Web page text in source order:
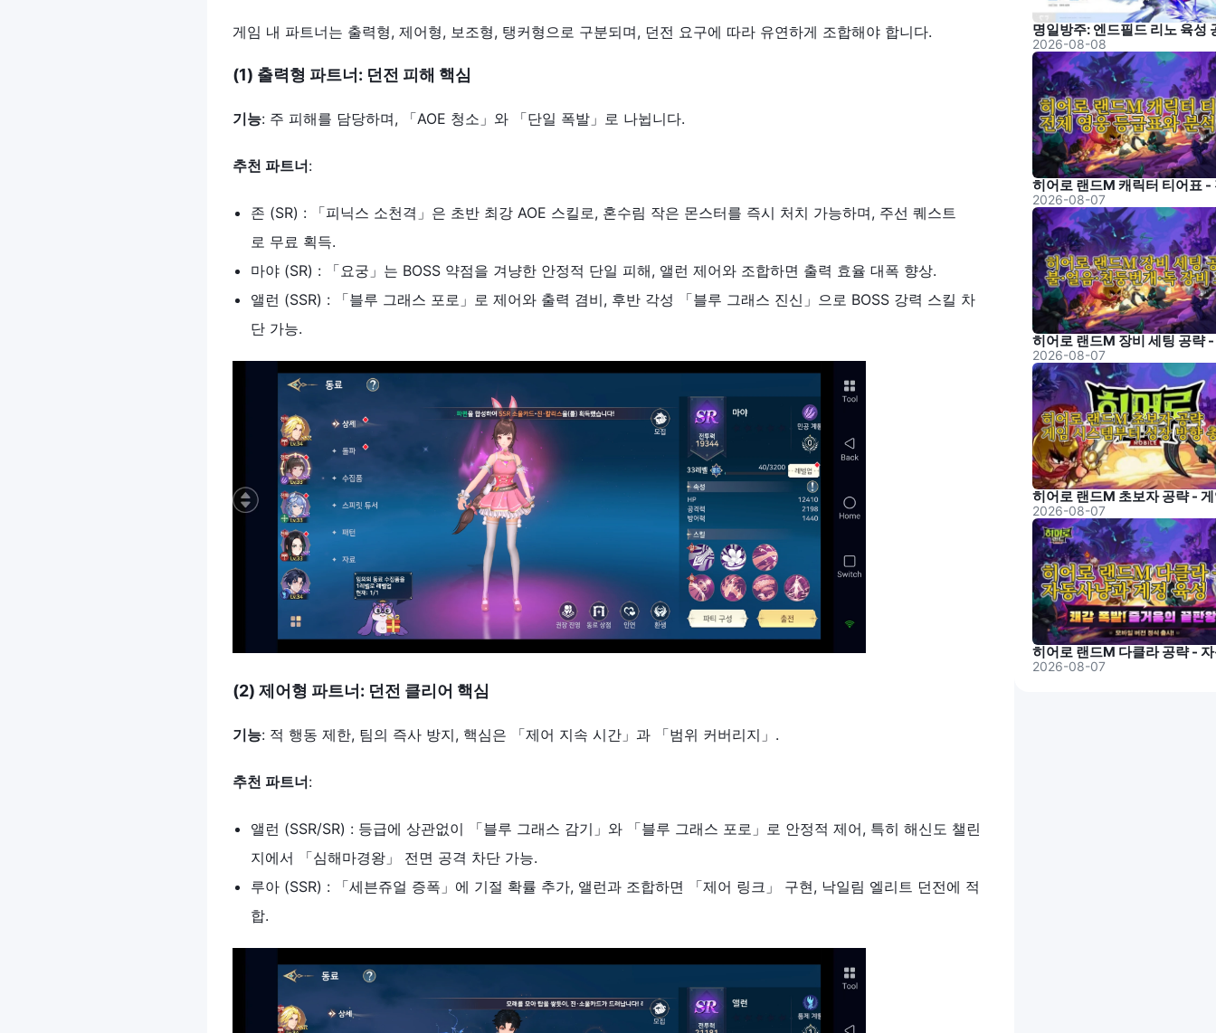
게임 내 파트너는 출력형, 제어형, 보조형, 탱커형으로 구분되며, 던전 요구에 따라 유연하게 조합해야 합니다.
(1) 출력형 파트너 : 던전 피해 핵심
기능: 주 피해를 담당하며, 「AOE 청소」와 「단일 폭발」로 나뉩니다.
추천 파트너:
존 (SR) : 「피닉스 소천격」은 초반 최강 AOE 스킬로, 혼수림 작은 몬스터를 즉시 처치 가능하며, 주선 퀘스트
로 무료 획득.
마야 (SR) : 「요궁」는 BOSS 약점을 겨냥한 안정적 단일 피해, 앨런 제어와 조합하면 출력 효율 대폭 향상.
앨런 (SSR) : 「블루 그래스 포로」로 제어와 출력 겸비, 후반 각성 「블루 그래스 진신」으로 BOSS 강력 스킬 차
단 가능.
(2) 제어형 파트너 : 던전 클리어 핵심
기능: 적 행동 제한, 팀의 즉사 방지, 핵심은 「제어 지속 시간」과 「범위 커버리지」.
추천 파트너:
앨런 (SSR/SR) : 등급에 상관없이 「블루 그래스 감기」와 「블루 그래스 포로」로 안정적 제어, 특히 해신도 챌린
지에서 「심해마경왕」 전면 공격 차단 가능.
루아 (SSR) : 「세븐쥬얼 증폭」에 기절 확률 추가, 앨런과 조합하면 「제어 링크」 구현, 낙일림 엘리트 던전에 적
합.
2026-08-08
2026-08-07
2026-08-07
2026-08-07
2026-08-07